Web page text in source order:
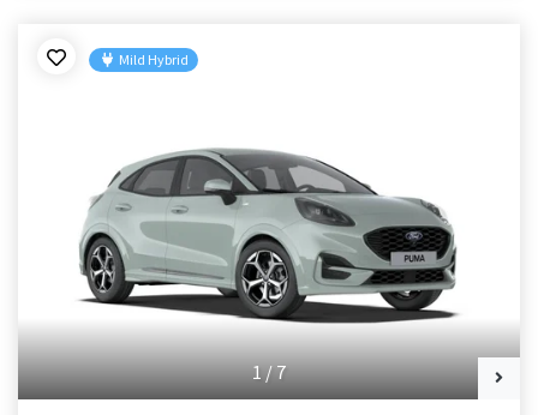
1/7
Mild Hybrid